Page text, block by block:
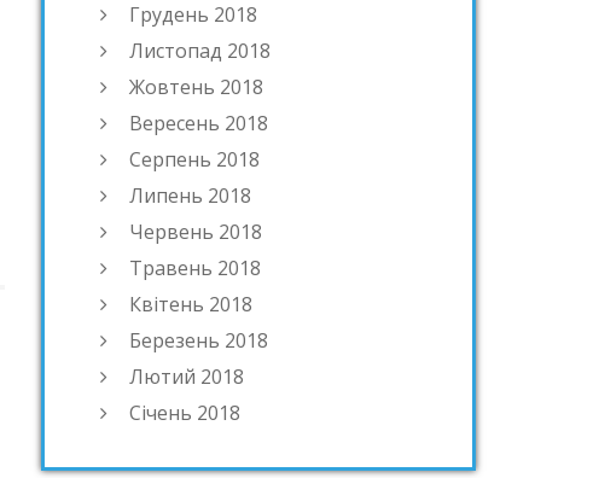
Грудень 2018
Листопад 2018
Жовтень 2018
Вересень 2018
Серпень 2018
Липень 2018
Червень 2018
Травень 2018
Квітень 2018
Березень 2018
Лютий 2018
Січень 2018